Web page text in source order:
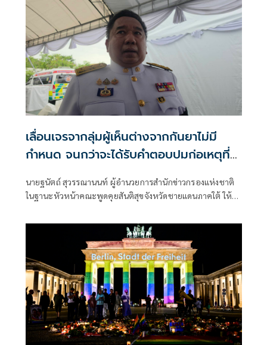
สงบสุข จี้เร่งไล่ล่ากวาดล้างโจรแบบขุดรากถอนโคน
เลื่อนเจรจากลุ่มผู้เห็นต่างจากกันยาไม่มี
กำหนด จนกว่าจะได้รับคำตอบปมก่อเหตุที่
นายฐนัตถ์ สุวรรณานนท์ ผู้อำนวยการสำนักข่าวกรองแห่งชาติ
ในฐานะหัวหน้าคณะพูดคุยสันติสุขจังหวัดชายแดนภาคใต้ ให้